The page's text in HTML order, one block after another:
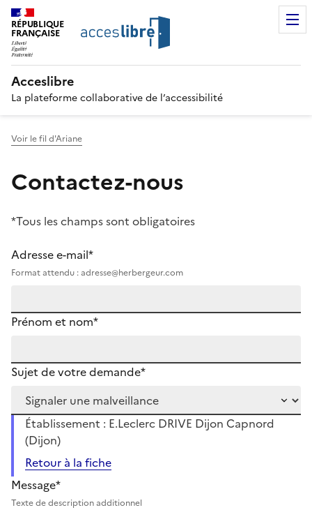
RÉPUBLIQUE
FRANÇAISE
Acceslibre
La plateforme collaborative de l’accessibilité
Voir le fil d'Ariane
Contactez-nous
*Tous les champs sont obligatoires
Adresse e-mail*
Format attendu : adresse@herbergeur.com
Prénom et nom*
Sujet de votre demande*
Établissement : E.Leclerc DRIVE Dijon Capnord
(Dijon)
Retour à la fiche
Message*
Texte de description additionnel